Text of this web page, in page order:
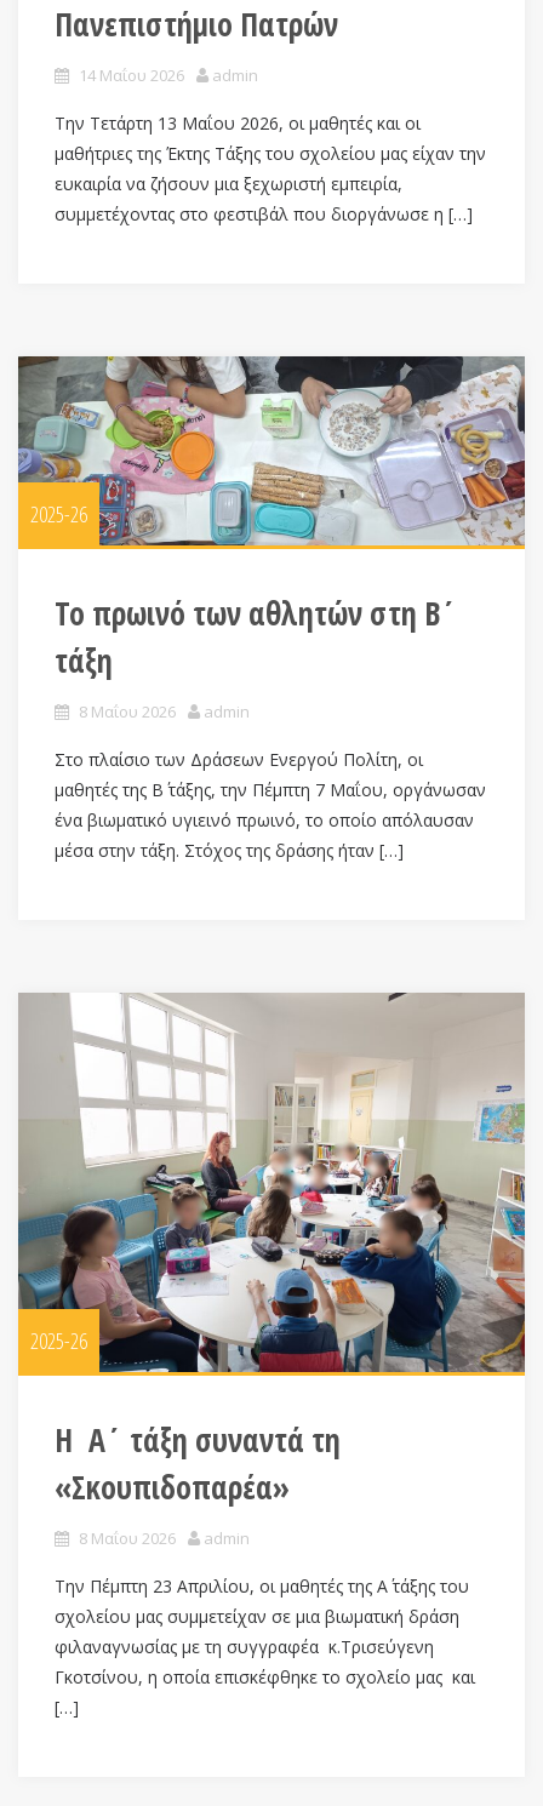
Πανεπιστήμιο Πατρών
14 Μαΐου 2026 admin
Την Τετάρτη 13 Μαΐου 2026, οι μαθητές και οι
μαθήτριες της Έκτης Τάξης του σχολείου μας είχαν την
ευκαιρία να ζήσουν μια ξεχωριστή εμπειρία,
συμμετέχοντας στο φεστιβάλ που διοργάνωσε η […]
2025-26
Το πρωινό των αθλητών στη Β΄
τάξη
8 Μαΐου 2026 admin
Στο πλαίσιο των Δράσεων Ενεργού Πολίτη, οι
μαθητές της Β΄ τάξης, την Πέμπτη 7 Μαΐου, οργάνωσαν
ένα βιωματικό υγιεινό πρωινό, το οποίο απόλαυσαν
μέσα στην τάξη. Στόχος της δράσης ήταν […]
2025-26
Η Α΄ τάξη συναντά τη
«Σκουπιδοπαρέα»
8 Μαΐου 2026 admin
Την Πέμπτη 23 Απριλίου, οι μαθητές της Α΄ τάξης του
σχολείου μας συμμετείχαν σε μια βιωματική δράση
φιλαναγνωσίας με τη συγγραφέα κ.Τρισεύγενη
Γκοτσίνου, η οποία επισκέφθηκε το σχολείο μας και
[…]